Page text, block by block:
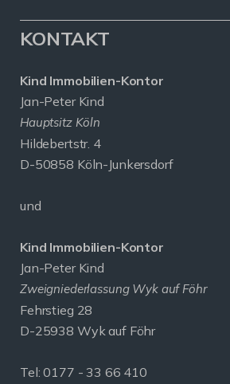
KONTAKT
Kind Immobilien-Kontor
Jan-Peter Kind
Hauptsitz Köln
Hildebertstr. 4
D-50858 Köln-Junkersdorf
und
Kind Immobilien-Kontor
Jan-Peter Kind
Zweigniederlassung Wyk auf Föhr
Fehrstieg 28
D-25938 Wyk auf Föhr
Tel:0177 - 33 66 410